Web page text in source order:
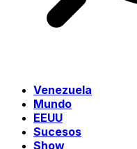
Venezuela
Mundo
EEUU
Sucesos
Show